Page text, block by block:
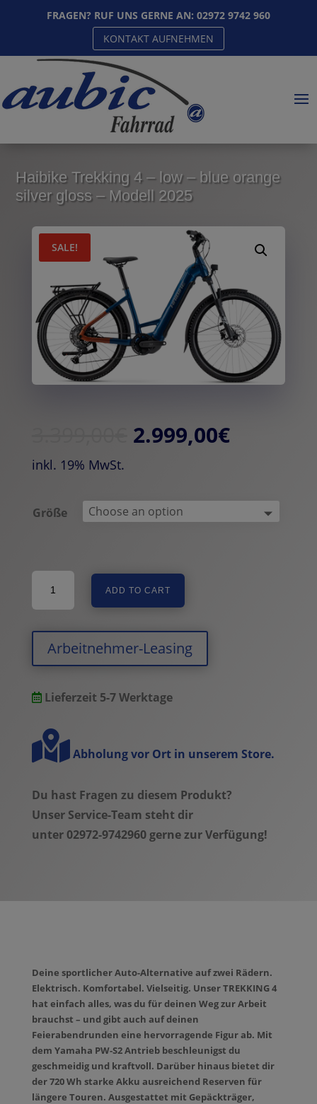
FRAGEN? RUF UNS GERNE AN: 02972 9742 960
KONTAKT AUFNEHMEN
Haibike Trekking 4 – low – blue orange
silver gloss – Modell 2025
SALE!
2.999,00€
inkl. 19% MwSt.
Größe
Trekking
4
-
low
-
orange
gloss
-
Modell
quantity
ADD TO CART
Arbeitnehmer-Leasing
Lieferzeit 5-7 Werktage
Abholung vor Ort in unserem Store.
Du hast Fragen zu diesem Produkt?
Unser Service-Team steht dir
unter 02972-9742960 gerne zur Verfügung!
Deine sportlicher Auto-Alternative auf zwei Rädern.
Elektrisch. Komfortabel. Vielseitig. Unser TREKKING 4
hat einfach alles, was du für deinen Weg zur Arbeit
brauchst – und gibt auch auf deinen
Feierabendrunden eine hervorragende Figur ab. Mit
dem Yamaha PW-S2 Antrieb beschleunigst du
geschmeidig und kraftvoll. Darüber hinaus bietet dir
der 720 Wh starke Akku ausreichend Reserven für
längere Touren. Ausgestattet mit Gepäckträger,